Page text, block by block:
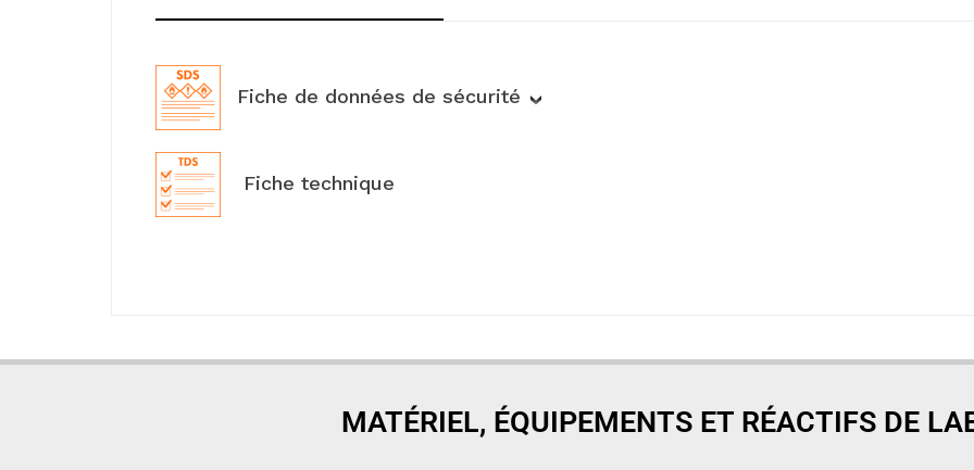
Fiche de données de sécurité
Fiche technique
MATÉRIEL, ÉQUIPEMENTS ET RÉACTIFS DE